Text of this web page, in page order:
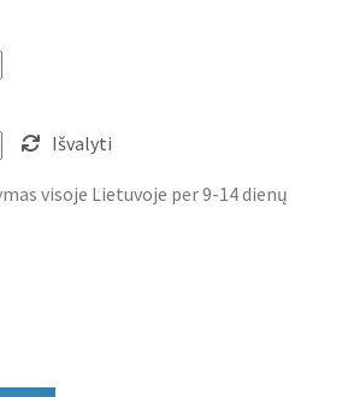
Išvalyti
visoje Lietuvoje per 9-14 dienų